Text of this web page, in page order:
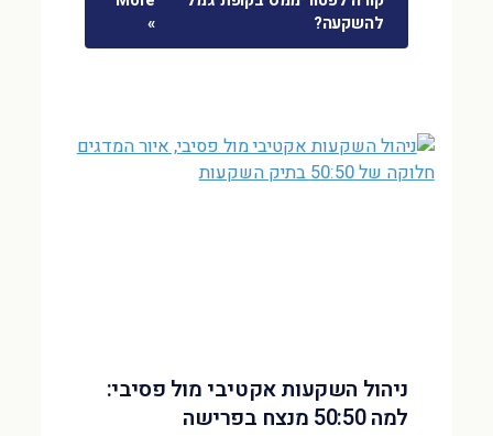
להשקעה?
»
ניהול השקעות אקטיבי מול פסיבי:
למה 50:50 מנצח בפרישה